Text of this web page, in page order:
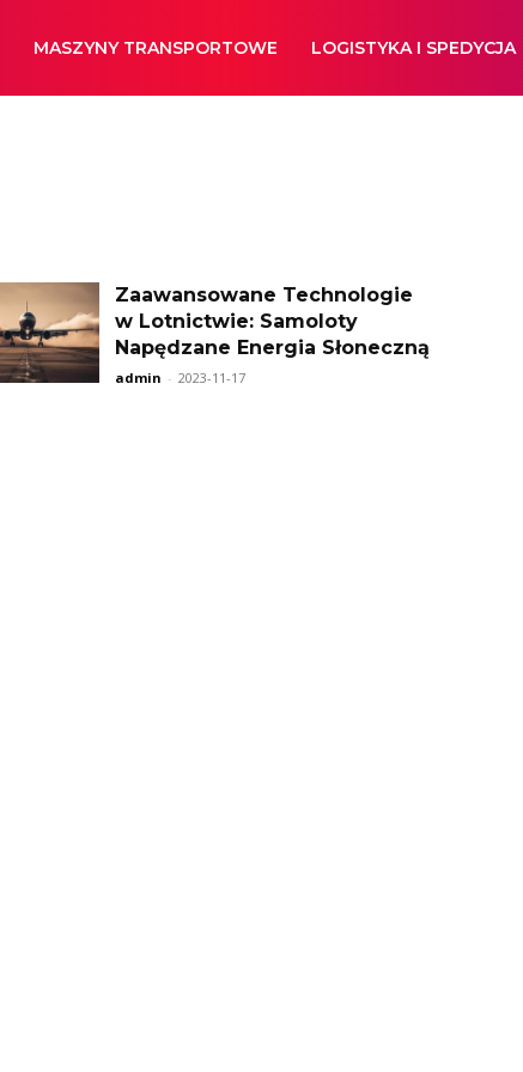
MASZYNY TRANSPORTOWE LOGISTYKA I SPEDYCJA
Zaawansowane Technologie
w Lotnictwie: Samoloty
Napędzane Energia Słoneczną
admin - 2023-11-17